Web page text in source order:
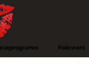
Followers